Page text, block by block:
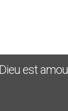
est